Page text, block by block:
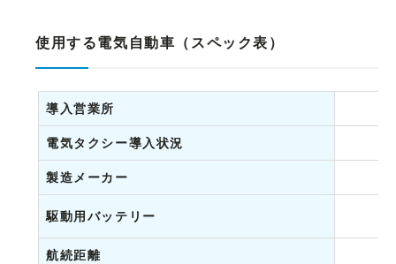
使用する電気自動車（スペック表）
導入営業所
電気タクシー導入状況
製造メーカー
駆動用バッテリー
航続距離